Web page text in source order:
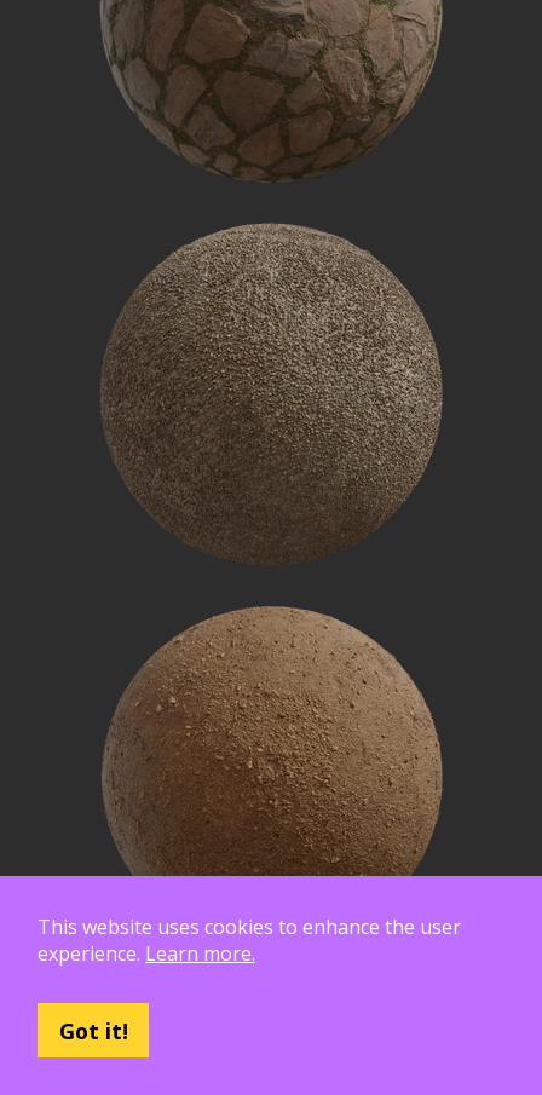
This website uses cookies to enhance the user
experience. Learn more.
Got it!